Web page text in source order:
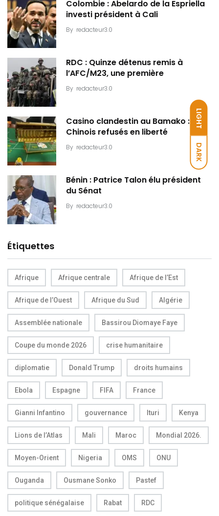
LIGHT
DARK
Colombie : Abelardo de la Espriella
investi président à Cali
By redacteur3.0
RDC : Quinze détenus remis à
l’AFC/M23, une première
By redacteur3.0
Casino clandestin au Bamako : Dix
Chinois refusés en liberté
By redacteur3.0
Bénin : Patrice Talon élu président
du Sénat
By redacteur3.0
Étiquettes
Afrique Afrique centrale Afrique de l’Est
Afrique de l’Ouest Afrique du Sud Algérie
Assemblée nationale Bassirou Diomaye Faye
Coupe du monde 2026 crise humanitaire
diplomatie Donald Trump droits humains
Ebola Espagne FIFA France
Gianni Infantino gouvernance Ituri Kenya
Lions de l’Atlas Mali Maroc Mondial 2026.
Moyen-Orient Nigeria OMS ONU
Ouganda Ousmane Sonko Pastef
politique sénégalaise Rabat RDC